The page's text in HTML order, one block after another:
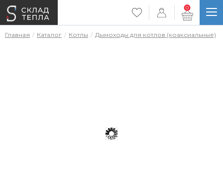
0
Главная Каталог Котлы Дымоходы для котлов (коаксиальные)